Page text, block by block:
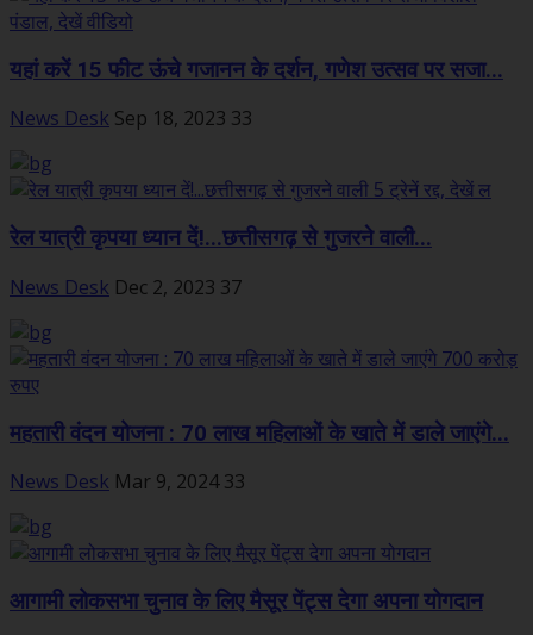
यहां करें 15 फीट ऊंचे गजानन के दर्शन, गणेश उत्सव पर सजा...
News Desk Sep 18, 2023 33
रेल यात्री कृपया ध्यान दें!...छत्तीसगढ़ से गुजरने वाली...
News Desk Dec 2, 2023 37
महतारी वंदन योजना : 70 लाख महिलाओं के खाते में डाले जाएंगे...
News Desk Mar 9, 2024 33
आगामी लोकसभा चुनाव के लिए मैसूर पेंट्स देगा अपना योगदान